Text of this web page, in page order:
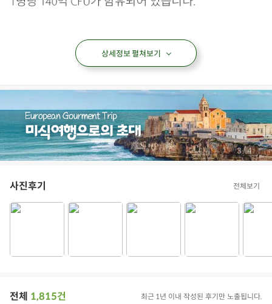
상세정보 펼쳐보기
4/4
사진후기 전체보기
전체 1,815건 최근 1년 이내 작성된 후기만 노출됩니다.